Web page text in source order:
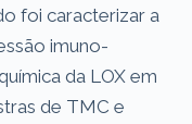
foi caracterizar a
imuno-
da LOX em
de TMC e